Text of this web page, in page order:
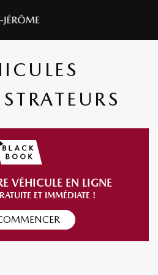
VÉHICULE EN LIGNE
ET IMMÉDIATE !